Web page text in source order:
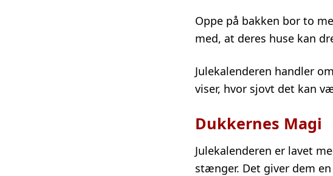
Oppe på bakken bor to
med, at deres huse kan
Julekalenderen handler
viser, hvor sjovt det kan
Dukkernes Magi
Julekalenderen er lavet
stænger. Det giver dem